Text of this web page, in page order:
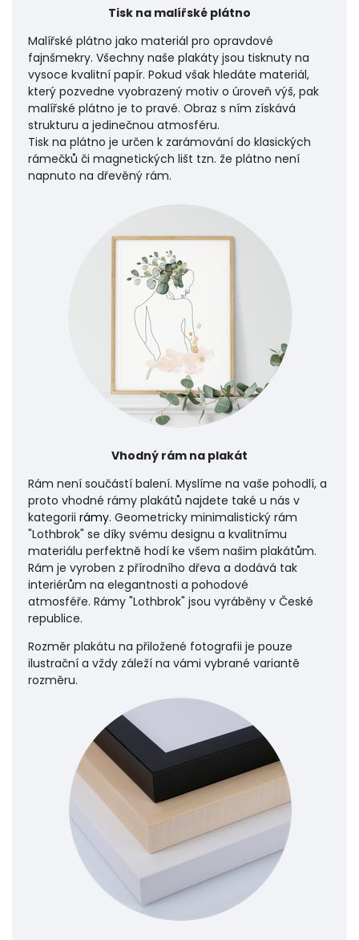
Tisk na malířské plátno
Malířské plátno jako materiál pro opravdové
fajnšmekry. Všechny naše plakáty jsou tisknuty na
vysoce kvalitní papír. Pokud však hledáte materiál,
který pozvedne vyobrazený motiv o úroveň výš, pak
malířské plátno je to pravé. Obraz s ním získává
strukturu a jedinečnou atmosféru.
Tisk na plátno je určen k zarámování do klasických
rámečků či magnetických lišt tzn. že plátno není
napnuto na dřevěný rám.
Vhodný rám na plakát
Rám není součástí balení. Myslíme na vaše pohodlí, a
proto vhodné rámy plakátů najdete také u nás v
kategorii rámy. Geometricky minimalistický rám
"Lothbrok" se díky svému designu a kvalitnímu
materiálu perfektně hodí ke všem našim plakátům.
Rám je vyroben z přírodního dřeva a dodává tak
interiérům na elegantnosti a pohodové
atmosféře. Rámy "Lothbrok" jsou vyráběny v České
republice.
Rozměr plakátu na přiložené fotografii je pouze
ilustrační a vždy záleží na vámi vybrané variantě
rozměru.